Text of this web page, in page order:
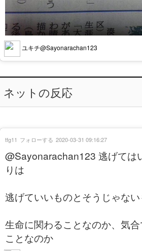
ユキチ@Sayonarachan123
ネットの反応
@Sayonarachan123 逃げては
りは
逃げていいものとそうじゃな
生命に関わることなのか、気
ことなのか
tfg11 フォローする 2020-03-31 09:16:27